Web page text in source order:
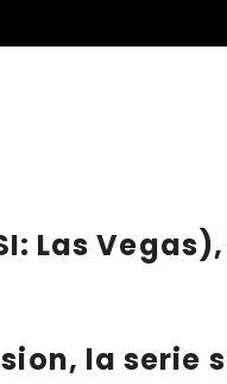
Las Vegas
, la serie